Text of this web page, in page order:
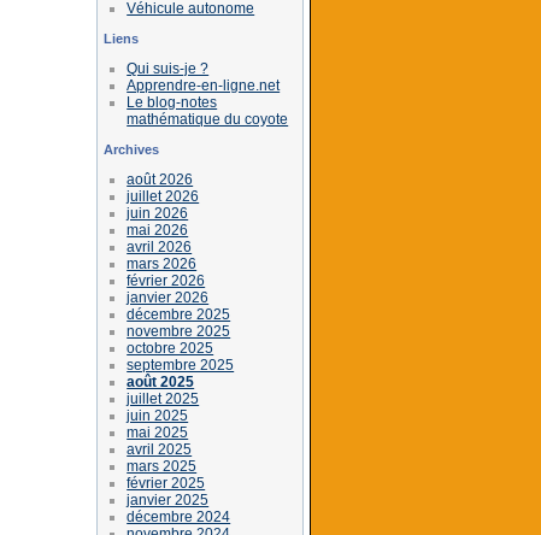
Véhicule autonome
Liens
Qui suis-je ?
Apprendre-en-ligne.net
Le blog-notes
mathématique du coyote
Archives
août 2026
juillet 2026
juin 2026
mai 2026
avril 2026
mars 2026
février 2026
janvier 2026
décembre 2025
novembre 2025
octobre 2025
septembre 2025
août 2025
juillet 2025
juin 2025
mai 2025
avril 2025
mars 2025
février 2025
janvier 2025
décembre 2024